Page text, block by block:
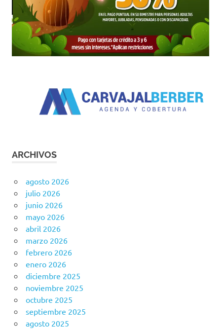
ARCHIVOS
agosto 2026
julio 2026
junio 2026
mayo 2026
abril 2026
marzo 2026
febrero 2026
enero 2026
diciembre 2025
noviembre 2025
octubre 2025
septiembre 2025
agosto 2025